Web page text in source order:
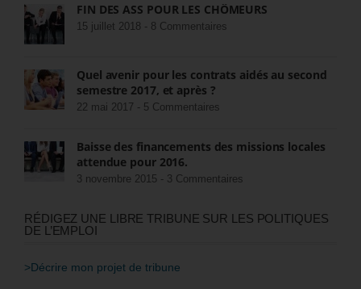
FIN DES ASS POUR LES CHÔMEURS
15 juillet 2018 - 8 Commentaires
Quel avenir pour les contrats aidés au second
semestre 2017, et après ?
22 mai 2017 - 5 Commentaires
Baisse des financements des missions locales
attendue pour 2016.
3 novembre 2015 - 3 Commentaires
RÉDIGEZ UNE LIBRE TRIBUNE SUR LES POLITIQUES
DE L’EMPLOI
>Décrire mon projet de tribune